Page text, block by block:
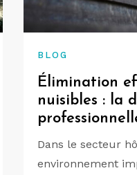
BLOG
Élimination
nuisibles : la
Dans le secteur
environnement